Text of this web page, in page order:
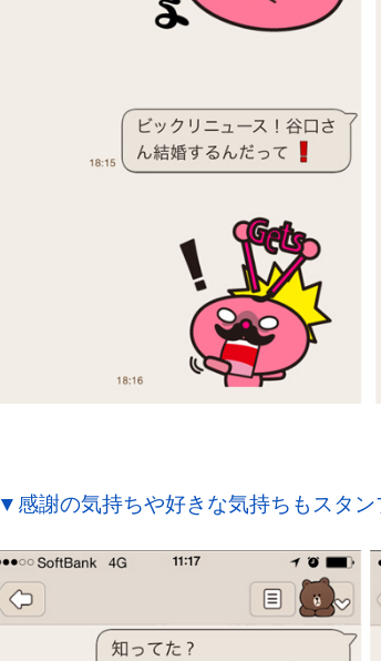
▼感謝の気持ちや好きな気持ちもスタン